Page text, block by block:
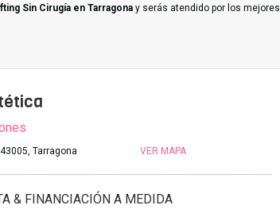
Sin Cirugía en Tarragona y serás atendido por los mejores
Tarragona VER MAPA
& FINANCIACIÓN A MEDIDA